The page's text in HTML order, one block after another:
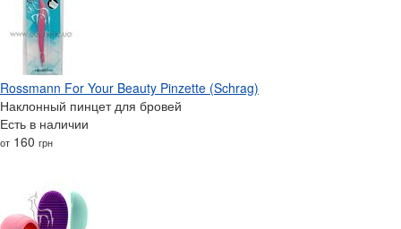
Rossmann For Your Beauty Pinzette (Schrag)
Наклонный пинцет для бровей
Есть в наличии
от 160 грн